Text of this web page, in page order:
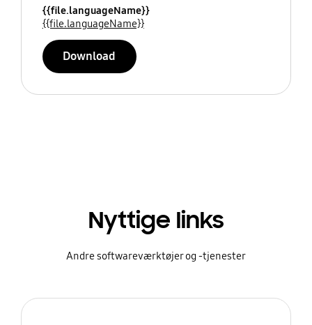
{{file.languageName}}
{{file.languageName}}
Download
Nyttige links
Andre softwareværktøjer og -tjenester